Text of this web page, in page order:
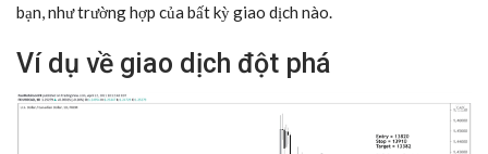
bạn, như trường hợp của bất kỳ giao dịch nào.
Ví dụ về giao dịch đột phá